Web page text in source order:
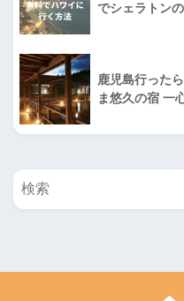
でシェラトン
鹿児島行った
ま悠久の宿 一